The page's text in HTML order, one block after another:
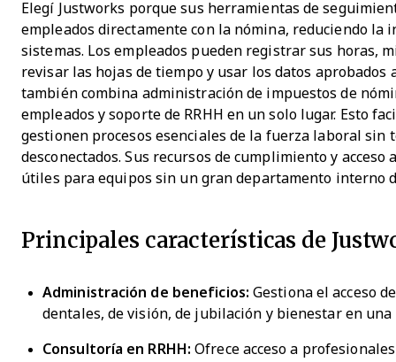
Elegí Justworks porque sus herramientas de
empleados directamente con la nómina, reduciendo la
sistemas. Los empleados pueden registrar sus horas,
revisar las hojas de tiempo y usar los datos
también combina administración de impuestos de
empleados y soporte de RRHH en un solo lugar. Esto
gestionen procesos esenciales de la fuerza laboral sin
desconectados. Sus recursos de cumplimiento y
útiles para equipos sin un gran departamento interno
Principales características de
Administración de beneficios: Gestiona el acceso
dentales, de visión, de jubilación y bienestar en
Consultoría en RRHH: Ofrece acceso a